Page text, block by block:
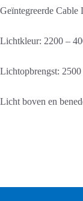
Geïntegreerde Cable
Lichtkleur: 2200 –
Lichtopbrengst: 2500
Licht boven en